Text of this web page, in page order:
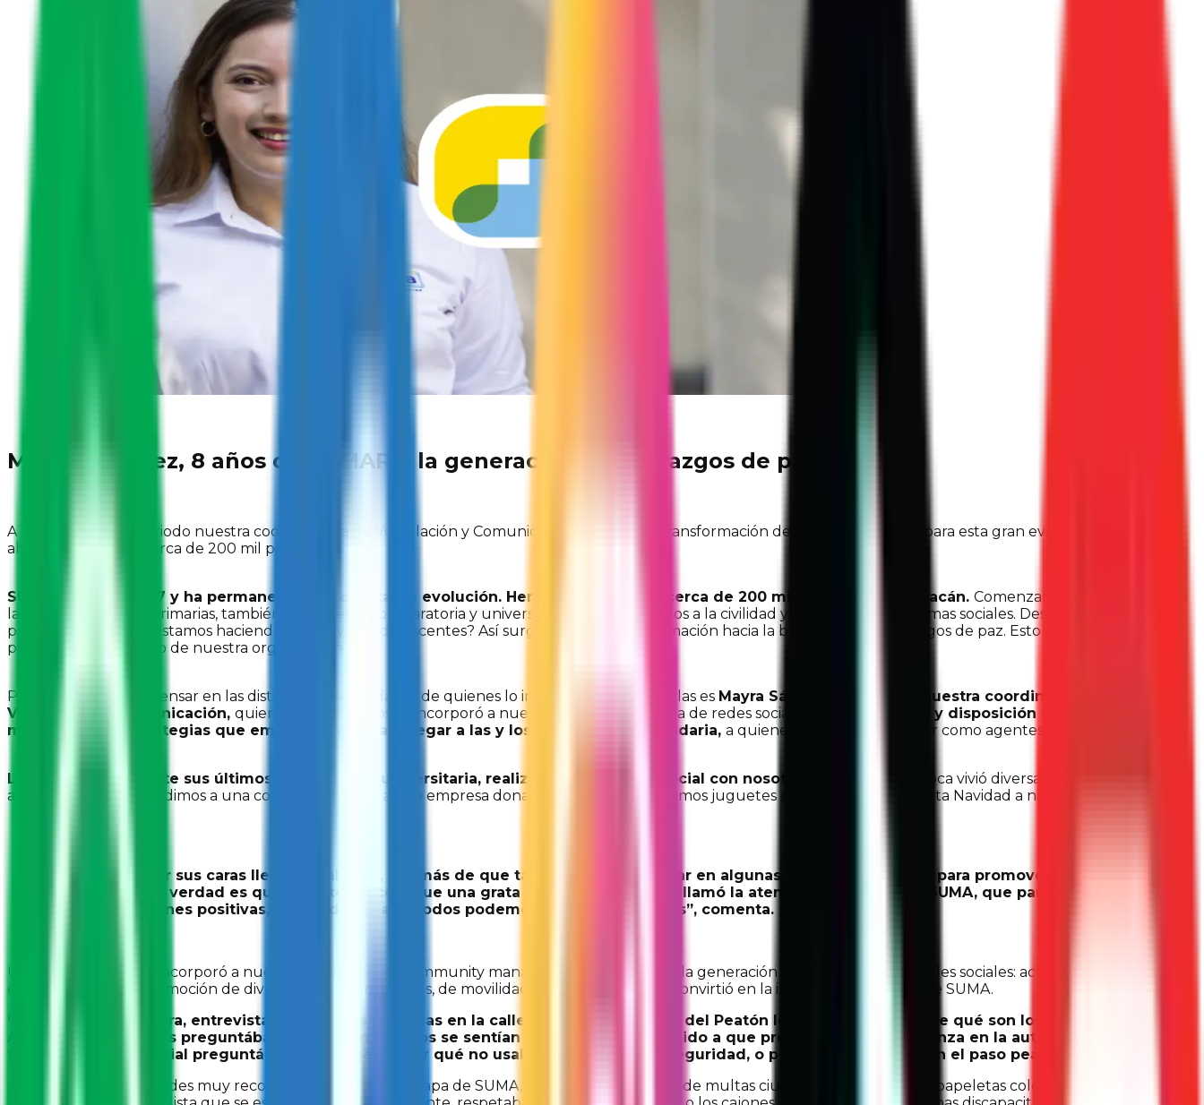
Mayra Sánchez, 8 años de SUMAR a la generación de liderazgos de paz
A lo largo de este periodo nuestra coordinadora de Vinculación y Comunicación ha vivido la transformación de SUMA y aportado para esta gran evolución que hasta
ahora ha llegado a cerca de 200 mil personas.
SUMA nació en 2007 y ha permanecido en constante evolución. Hemos impactado a cerca de 200 mil personas en Culiacán. Comenzamos acercándonos a
las y los niños en las primarias, también a jóvenes de preparatoria y universidad para convocarlos a la civilidad y el respeto a las normas sociales. Después nos
preguntamos, ¿qué estamos haciendo por las y los adolescentes? Así surgió nuestra transformación hacia la búsqueda de liderazgos de paz. Esto ha sido gracias a
personas clave dentro de nuestra organización.
Pensar en SUMA es pensar en las distintas personalidades de quienes lo integramos. Una de ellas es Mayra Sánchez Dojaquez, nuestra coordinadora de
Vinculación y Comunicación, quien hace ocho años se incorporó a nuestro equipo en el área de redes sociales.
Su entusiasmo y disposición se refleja en
muchas de las estrategias que emprendemos para llegar a las y los alumnos de secundaria, a quienes buscamos impactar como agentes de cambio.
Llegó a SUMA durante sus últimos meses como universitaria, realizando su servicio social con nosotros.
Durante esa época vivió diversas experiencias, como
aquella en la que acudimos a una comunidad junto a una empresa donataria con la que llevamos juguetes para ofrecer una bonita Navidad a niñas y niños.
“Me encantó ver sus caras llenas de alegría, además de que también me tocó estar en algunas activaciones viales para promover la cultura vial
en la ciudad. La verdad es que en este proceso fue una grata experiencia. Ahí me llamó la atención la esencia de SUMA, que para mí era
promover acciones positivas, en donde todas y todos podemos estar involucrados”, comenta.
Una vez egresada se incorporó a nuestro equipo como community manager
, donde proponía la generación de contenido para redes sociales: actividades, videos y
entrevistas para la promoción de diversos temas, entre ellos, de movilidad. En poco tiempo se convirtió en la imagen institucional de SUMA.
“Me tocó ser reportera, entrevistaba a muchas personas en la calle, por ejemplo, el Día del Peatón les preguntaba si sabe qué son los pasos peatonales.
A las y los jóvenes les preguntábamos qué tan seguros se sentían con los policías, debido a que promovíamos la confianza en la autoridad policial. En el
tema de seguridad vial preguntábamos a la gente por qué no usaban el cinturón de seguridad, o por qué no respetaban el paso peatonal”,
Algunas de las actividades muy recordadas durante esa etapa de SUMA, indica, es la aplicación de multas ciudadanas. Consistía en papeletas color amarillo, que